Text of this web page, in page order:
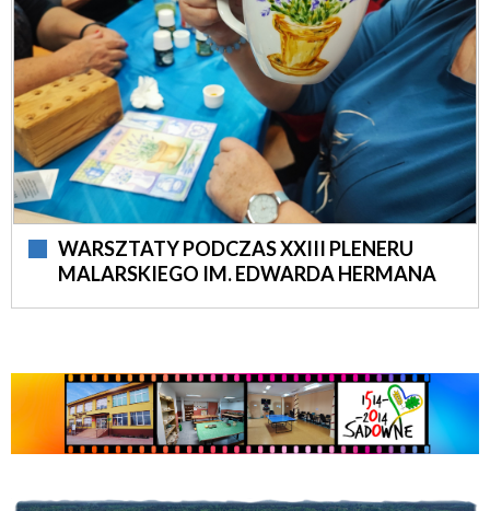
WARSZTATY PODCZAS XXIII PLENERU
MALARSKIEGO IM. EDWARDA HERMANA